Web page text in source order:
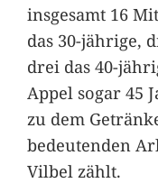
insgesamt 16
das 30-jährige,
drei das 40-
Appel sogar 45
zu dem
bedeutenden
Vilbel zählt.